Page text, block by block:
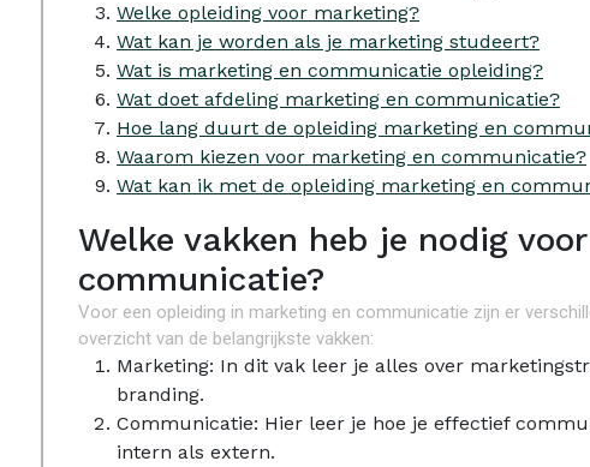
Welke opleiding voor marketing?
Wat kan je worden als je marketing studeert?
Wat is marketing en communicatie opleiding?
Wat doet afdeling marketing en communicatie?
Hoe lang duurt de opleiding marketing en
Waarom kiezen voor marketing en communicatie?
Wat kan ik met de opleiding marketing en
Welke vakken heb je nodig
communicatie?
Voor een opleiding in marketing en communicatie zijn er
overzicht van de belangrijkste vakken:
Marketing: In dit vak leer je alles over
branding.
Communicatie: Hier leer je hoe je effectief
intern als extern.